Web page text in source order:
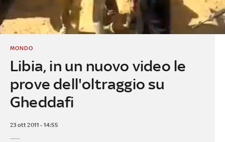
Libia, in un nuovo video le
prove dell'oltraggio su
Gheddafi
MONDO
23 ott 2011 - 14:55